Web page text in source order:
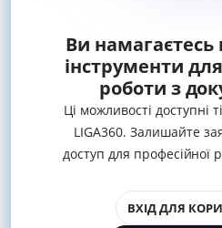
Ви намагаєтесь
інструменти
роботи з
Ці можливості доступні
LIGA360. Залишайте
доступ для професійної
ВХІД ДЛЯ